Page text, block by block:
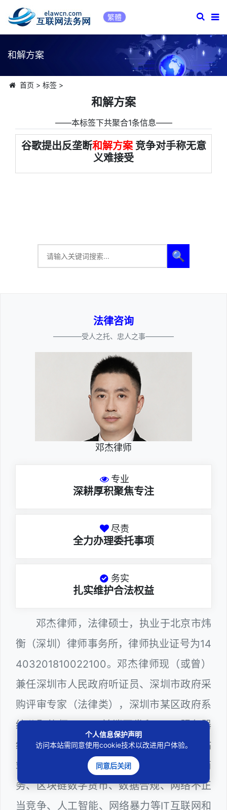
繁體
和解方案
首页 > 标签>
和解方案
――本标签下共聚合1条信息――
谷歌提出反垄断和解方案竞争对手称无意
义难接受
🔍
法律咨询
————受人之托、忠人之事————
邓杰律师
专业
深耕厚积聚焦专注
尽责
全力办理委托事项
务实
扎实维护合法权益
邓杰律师，法律硕士，执业于北京市炜
衡（深圳）律师事务所，律师执业证号为14
403201810022100。邓杰律师现（或曾）
兼任深圳市人民政府听证员、深圳市政府采
购评审专家（法律类），深圳市某区政府系
统公职律师、WEB前端开发和 WEB服务器
维护工程师、计算机信息网络安全员和网站
站长多年，在软件程序、网络游戏、电子商
务、区块链数字货币、数据合规、网络不正
当竞争、人工智能、网络暴力等IT互联网和
个人信息保护声明
访问本站需同意使用cookie技术以改进用户体验。
同意后关闭